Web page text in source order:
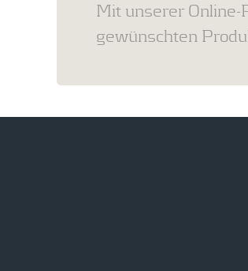
Mit unserer Online-
gewünschten